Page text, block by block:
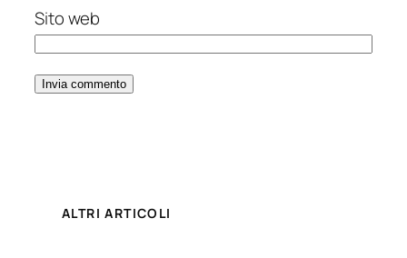
Sito web
ALTRI ARTICOLI